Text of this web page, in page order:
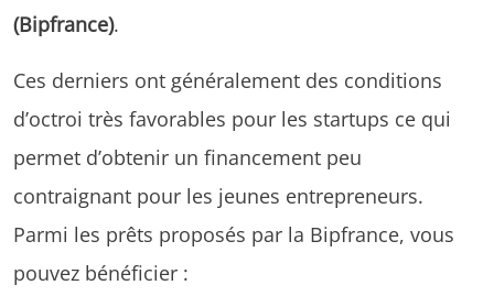
(Bipfrance).
Ces derniers ont généralement des conditions
d’octroi très favorables pour les startups ce qui
permet d’obtenir un financement peu
contraignant pour les jeunes entrepreneurs.
Parmi les prêts proposés par la Bipfrance, vous
pouvez bénéficier :